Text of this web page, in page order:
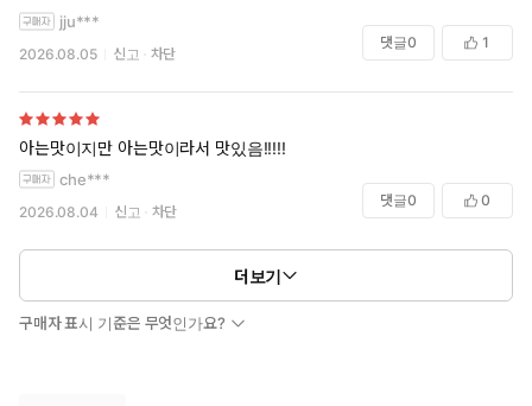
연하남 강오에게 한번 빠졌다가 나왔네요~~
살짝 아쉬울 따름입니다^^
jju***
2026.08.05 신고 차단
댓글0 1
아는맛이지만 아는맛이라서 맛있음!!!!!
che***
2026.08.04 신고 차단
댓글0 0
더보기
구매자 표시 기준은 무엇인가요?